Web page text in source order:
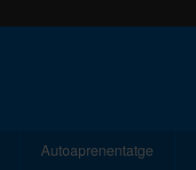
Autoaprenentatge